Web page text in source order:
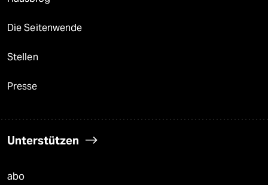
Die Seitenwende
Stellen
Presse
Unterstützen
abo